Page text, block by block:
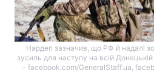
Нардеп зазначив, що РФ й надалі
зусиль для наступу на всій
- facebook.com/GeneralStaff.ua,